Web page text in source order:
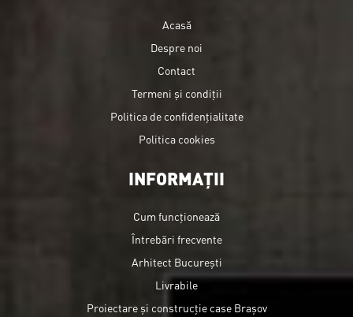
Acasă
Despre noi
Contact
Termeni și condiții
Politica de confidențialitate
Politica cookies
INFORMAȚII
Cum funcționează
Întrebări frecvente
Arhitect București
Livrabile
Proiectare și construcție case Brașov